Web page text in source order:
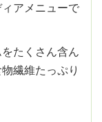
アメニューで
たくさん含ん
繊維たっぷり